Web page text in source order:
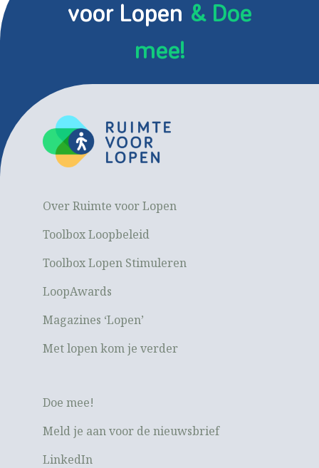
voor Lopen & Doe
mee!
Over Ruimte voor Lopen
Toolbox Loopbeleid
Toolbox Lopen Stimuleren
LoopAwards
Magazines ‘Lopen’
Met lopen kom je verder
Doe mee!
Meld je aan voor de nieuwsbrief
LinkedIn